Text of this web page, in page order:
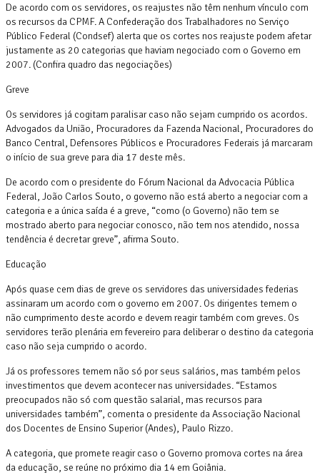
De acordo com os servidores, os reajustes não têm nenhum vínculo com
os recursos da CPMF. A Confederação dos Trabalhadores no Serviço
Público Federal (Condsef) alerta que os cortes nos reajuste podem afetar
justamente as 20 categorias que haviam negociado com o Governo em
2007. (Confira quadro das negociações)
Greve
Os servidores já cogitam paralisar caso não sejam cumprido os acordos.
Advogados da União, Procuradores da Fazenda Nacional, Procuradores do
Banco Central, Defensores Públicos e Procuradores Federais já marcaram
o início de sua greve para dia 17 deste mês.
De acordo com o presidente do Fórum Nacional da Advocacia Pública
Federal, João Carlos Souto, o governo não está aberto a negociar com a
categoria e a única saída é a greve, “como (o Governo) não tem se
mostrado aberto para negociar conosco, não tem nos atendido, nossa
tendência é decretar greve”, afirma Souto.
Educação
Após quase cem dias de greve os servidores das universidades federias
assinaram um acordo com o governo em 2007. Os dirigentes temem o
não cumprimento deste acordo e devem reagir também com greves. Os
servidores terão plenária em fevereiro para deliberar o destino da categoria
caso não seja cumprido o acordo.
Já os professores temem não só por seus salários, mas também pelos
investimentos que devem acontecer nas universidades. “Estamos
preocupados não só com questão salarial, mas recursos para
universidades também”, comenta o presidente da Associação Nacional
dos Docentes de Ensino Superior (Andes), Paulo Rizzo.
A categoria, que promete reagir caso o Governo promova cortes na área
da educação, se reúne no próximo dia 14 em Goiânia.